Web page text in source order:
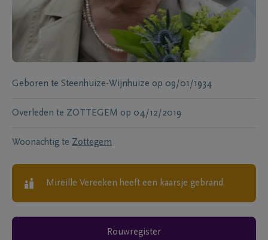
Geboren te Steenhuize-Wijnhuize op 09/01/1934
Overleden te ZOTTEGEM op 04/12/2019
Woonachtig te Zottegem
Mireille Vereeken heeft een kaarsje gebrand.
Rouwregister